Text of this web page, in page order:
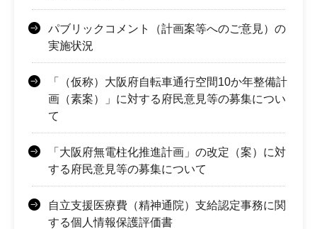
パブリックコメント（計画案等へのご意見）の
実施状況
「（仮称）大阪府自転車通行空間10か年整備計
画（素案）」に対する府民意見等の募集につい
て
「大阪府無電柱化推進計画」の改定（案）に対
する府民意見等の募集について
自立支援医療費（精神通院）支給認定事務に関
する個人情報保護評価書